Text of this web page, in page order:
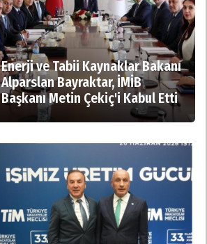
Enerji ve Tabii Kaynaklar Bakanı
Alparslan Bayraktar, İMİB
Başkanı Metin Çekiç'i Kabul Etti